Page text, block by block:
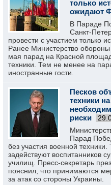
только
ожидают
В Параде
Санкт-
провести с участием только
Ранее Министерство
мая парад на Красной
техники. Тем не менее на
иностранные гости.
Песков
техники
риски
Парад
без участия военной
задействуют воспитанников
училищ. Пресс-секретарь
пояснил, что принимаются
за атак со стороны Украины.